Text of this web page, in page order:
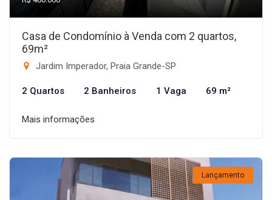
Casa de Condomínio à Venda com 2 quartos,
69m²
Jardim Imperador, Praia Grande-SP
2 Quartos 2 Banheiros 1 Vaga 69 m²
Mais informações
Lançamento